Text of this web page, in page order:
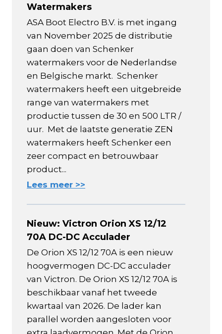
Watermakers
ASA Boot Electro B.V. is met ingang
van November 2025 de distributie
gaan doen van Schenker
watermakers voor de Nederlandse
en Belgische markt. Schenker
watermakers heeft een uitgebreide
range van watermakers met
productie tussen de 30 en 500 LTR /
uur. Met de laatste generatie ZEN
watermakers heeft Schenker een
zeer compact en betrouwbaar
product...
Lees meer >>
Nieuw: Victron Orion XS 12/12
70A DC-DC Acculader
De Orion XS 12/12 70A is een nieuw
hoogvermogen DC-DC acculader
van Victron. De Orion XS 12/12 70A is
beschikbaar vanaf het tweede
kwartaal van 2026. De lader kan
parallel worden aangesloten voor